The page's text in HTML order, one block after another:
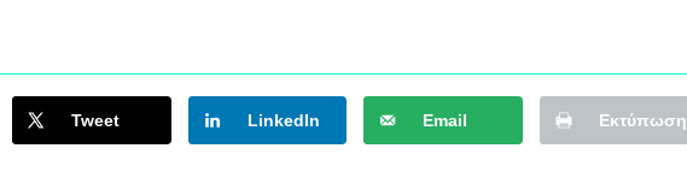
Tweet LinkedIn Email Εκτύπωση